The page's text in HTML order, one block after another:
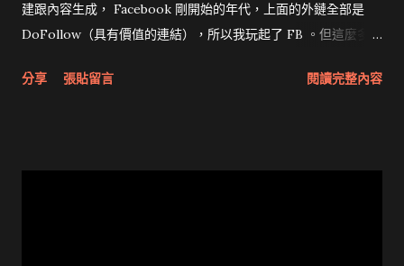
建跟內容生成， Facebook 剛開始的年代，上面的外鏈全部是
DoFollow（具有價值的連結），所以我玩起了 FB 。但這麼多年
我的 SEO 策略真的太有幫助了，但這些想法都是假設，於是我自
分享 張貼留言 閱讀完整內容